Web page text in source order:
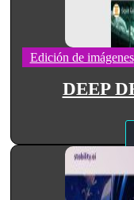
Edición de imágenes
DEEP